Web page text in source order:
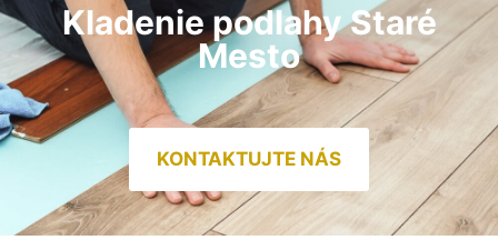
Kladenie podlahy Staré
Mesto
KONTAKTUJTE NÁS